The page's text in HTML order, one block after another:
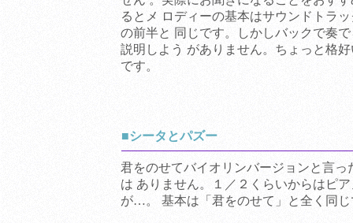
るとメ ロディーの基本はサウンドトラ
の前半と 同じです。しかしバックで奏
説明しよう がありません。ちょっと格
です。
■シータとパズー
君をのせてバイオリンバージョンと言っ
は ありません。１／２くらいからはピ
が…。 基本は「君をのせて」と全く同じ